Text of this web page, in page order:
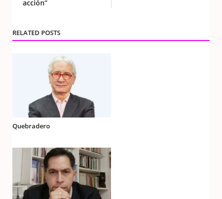
acción”
RELATED POSTS
Quebradero